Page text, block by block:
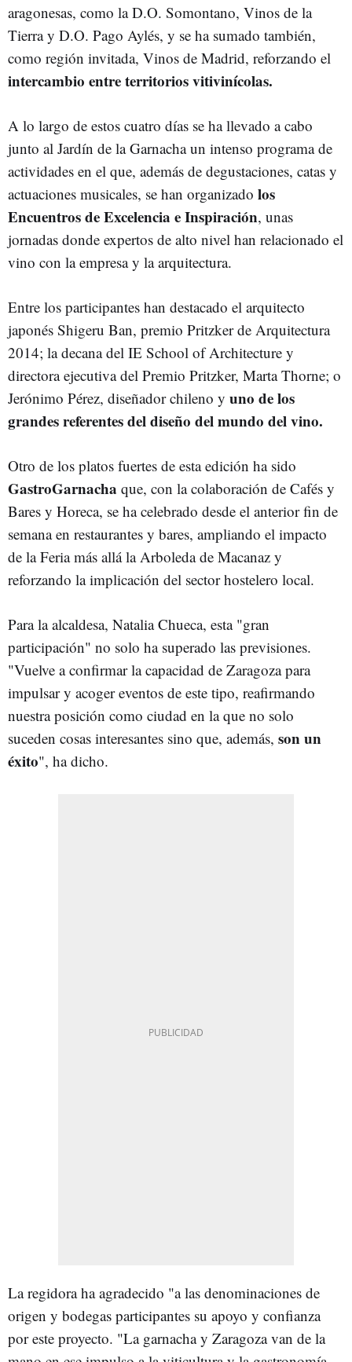
aragonesas, como la D.O. Somontano, Vinos de la
Tierra y D.O. Pago Aylés, y se ha sumado también,
como región invitada, Vinos de Madrid, reforzando el
intercambio entre territorios vitivinícolas.
A lo largo de estos cuatro días se ha llevado a cabo
junto al Jardín de la Garnacha un intenso programa de
actividades en el que, además de degustaciones, catas y
actuaciones musicales, se han organizado los
Encuentros de Excelencia e Inspiración, unas
jornadas donde expertos de alto nivel han relacionado el
vino con la empresa y la arquitectura.
Entre los participantes han destacado el arquitecto
japonés Shigeru Ban, premio Pritzker de Arquitectura
2014; la decana del IE School of Architecture y
directora ejecutiva del Premio Pritzker, Marta Thorne; o
Jerónimo Pérez, diseñador chileno y uno de los
grandes referentes del diseño del mundo del vino.
Otro de los platos fuertes de esta edición ha sido
GastroGarnacha que, con la colaboración de Cafés y
Bares y Horeca, se ha celebrado desde el anterior fin de
semana en restaurantes y bares, ampliando el impacto
de la Feria más allá la Arboleda de Macanaz y
reforzando la implicación del sector hostelero local.
Para la alcaldesa, Natalia Chueca, esta "gran
participación" no solo ha superado las previsiones.
"Vuelve a confirmar la capacidad de Zaragoza para
impulsar y acoger eventos de este tipo, reafirmando
nuestra posición como ciudad en la que no solo
suceden cosas interesantes sino que, además, son un
éxito", ha dicho.
La regidora ha agradecido "a las denominaciones de
origen y bodegas participantes su apoyo y confianza
por este proyecto. "La garnacha y Zaragoza van de la